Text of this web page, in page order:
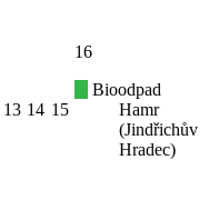
13 14 15
16
Bioodpad
Hamr
(Jindřichův
Hradec)